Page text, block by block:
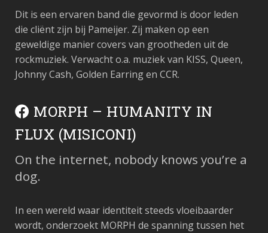
Dit is een ervaren band die gevormd is door leden
die cliënt zijn bij Pameijer. Zij maken op een
geweldige manier covers van grootheden uit de
rockmuziek. Verwacht o.a. muziek van KISS, Queen,
Johnny Cash, Golden Earring en CCR.
MORPH – HUMANITY IN
FLUX (MISICONI)
On the internet, nobody knows you’re a
dog.
In een wereld waar identiteit steeds vloeibaarder
wordt, onderzoekt MORPH de spanning tussen het